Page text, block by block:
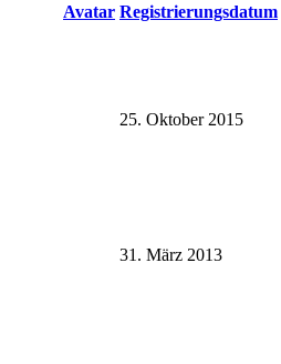
Avatar Registrierungsdatum
25. Oktober 2015
31. März 2013